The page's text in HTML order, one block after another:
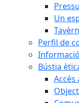
Un
Perfil de
Bústia
Accés